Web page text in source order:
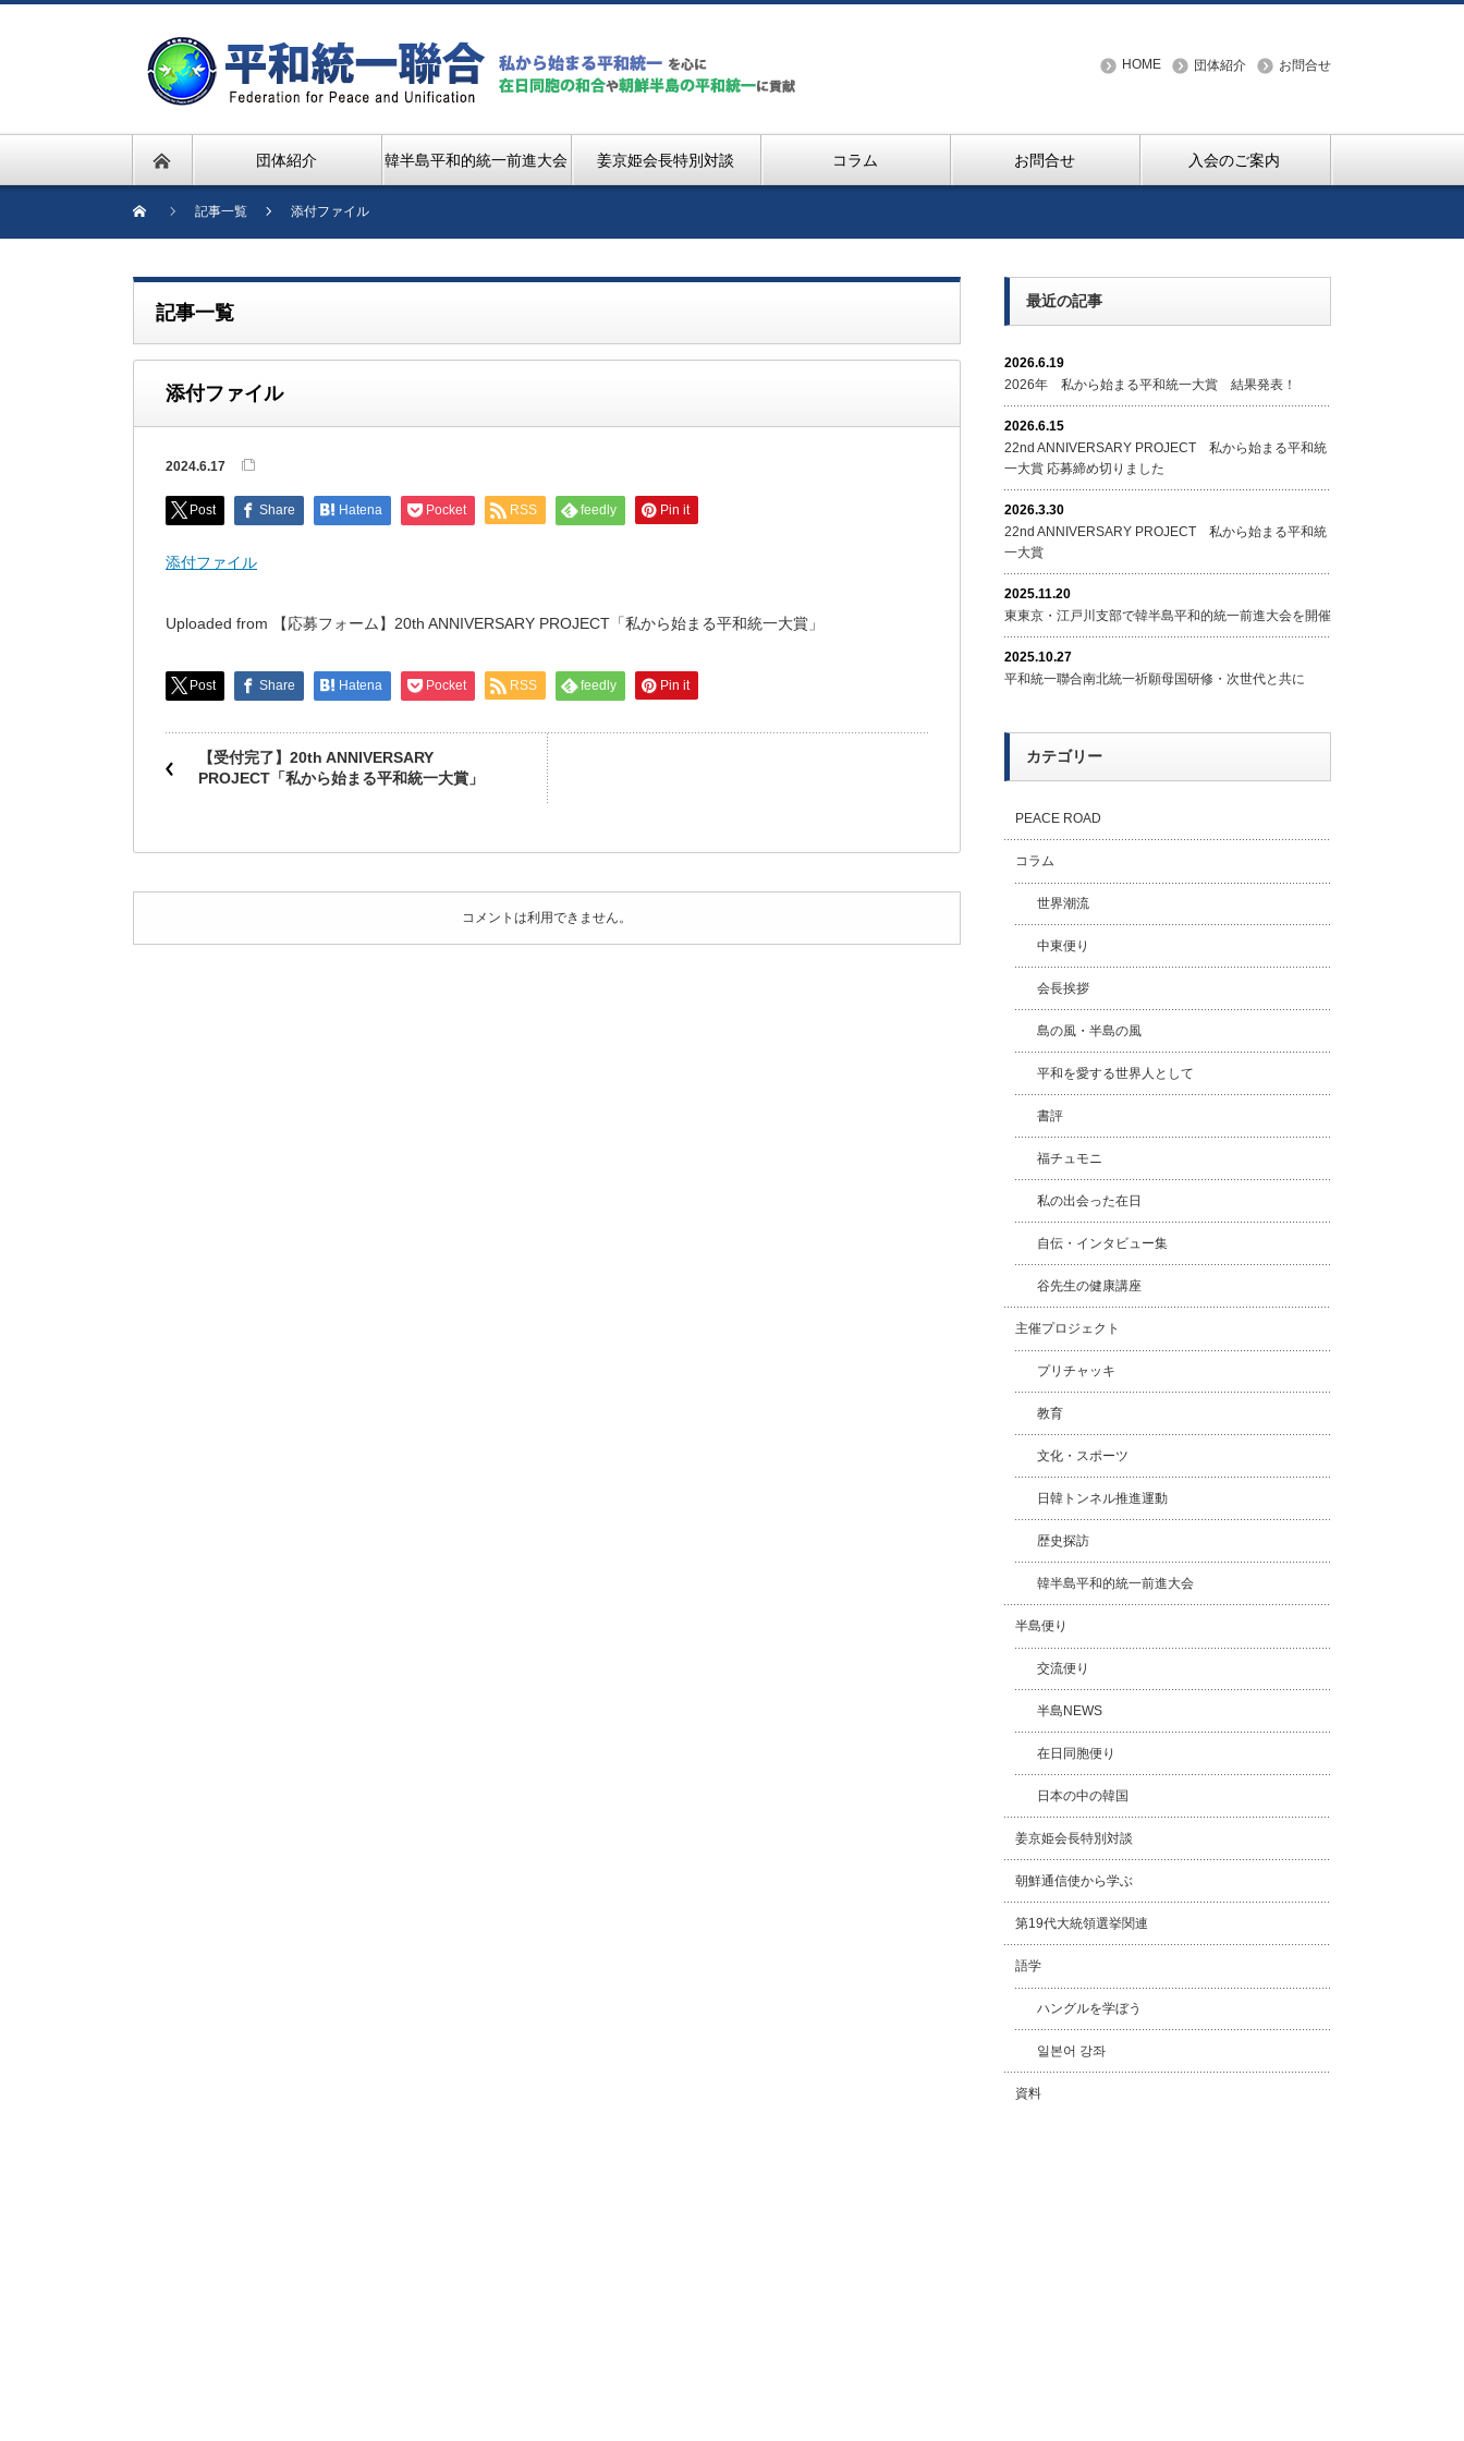
HOME 団体紹介 お問合せ
団体紹介 韓半島平和的統一前進大会 姜京姫会長特別対談 コラム お問合せ 入会のご案内
記事一覧 添付ファイル
記事一覧
添付ファイル
2024.6.17
Post Share Hatena Pocket RSS feedly Pin it
添付ファイル
Uploaded from 【応募フォーム】20th ANNIVERSARY PROJECT「私から始まる平和統一大賞」
Post Share Hatena Pocket RSS feedly Pin it
【受付完了】20th ANNIVERSARY
PROJECT「私から始まる平和統一大賞」
コメントは利用できません。
最近の記事
2026.6.19
2026年 私から始まる平和統一大賞 結果発表！
2026.6.15
22nd ANNIVERSARY PROJECT 私から始まる平和統
一大賞 応募締め切りました
2026.3.30
22nd ANNIVERSARY PROJECT 私から始まる平和統
一大賞
2025.11.20
東東京・江戸川支部で韓半島平和的統一前進大会を開催
2025.10.27
平和統一聯合南北統一祈願母国研修・次世代と共に
カテゴリー
PEACE ROAD
コラム
世界潮流
中東便り
会長挨拶
島の風・半島の風
平和を愛する世界人として
書評
福チュモニ
私の出会った在日
自伝・インタビュー集
谷先生の健康講座
主催プロジェクト
プリチャッキ
教育
文化・スポーツ
日韓トンネル推進運動
歴史探訪
韓半島平和的統一前進大会
半島便り
交流便り
半島NEWS
在日同胞便り
日本の中の韓国
姜京姫会長特別対談
朝鮮通信使から学ぶ
第19代大統領選挙関連
語学
ハングルを学ぼう
일본어 강좌
資料